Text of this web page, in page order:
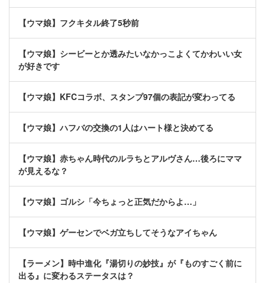
【ウマ娘】フクキタル終了5秒前
【ウマ娘】シービーとか透みたいなかっこよくてかわいい女
が好きです
【ウマ娘】KFCコラボ、スタンプ97個の表記が変わってる
【ウマ娘】ハフバの交換の1人はハート様と決めてる
【ウマ娘】赤ちゃん時代のルラちとアルヴさん…後ろにママ
が見えるな？
【ウマ娘】ゴルシ「今ちょっと正気だからよ…」
【ウマ娘】ゲーセンでベガ立ちしてそうなアイちゃん
【ラーメン】時中進化『湯切りの妙技』が『ものすごく前に
出る』に変わるステータスは？